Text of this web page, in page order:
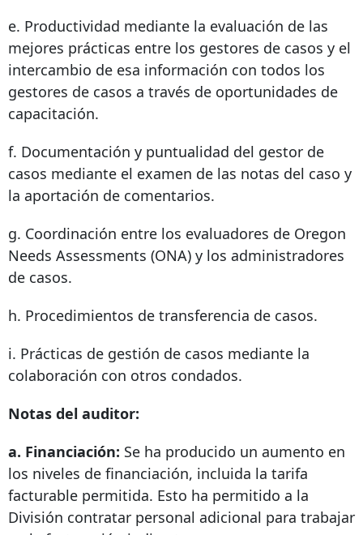
e. Productividad mediante la evaluación de las
mejores prácticas entre los gestores de casos y el
intercambio de esa información con todos los
gestores de casos a través de oportunidades de
capacitación.
f. Documentación y puntualidad del gestor de
casos mediante el examen de las notas del caso y
la aportación de comentarios.
g. Coordinación entre los evaluadores de Oregon
Needs Assessments (ONA) y los administradores
de casos.
h. Procedimientos de transferencia de casos.
i. Prácticas de gestión de casos mediante la
colaboración con otros condados.
Notas del auditor:
a. Financiación: Se ha producido un aumento en
los niveles de financiación, incluida la tarifa
facturable permitida. Esto ha permitido a la
División contratar personal adicional para trabajar